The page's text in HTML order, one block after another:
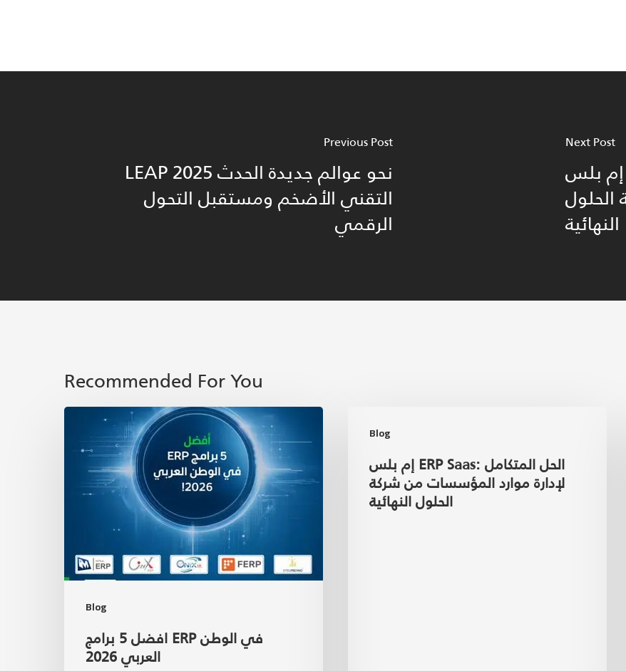
Previous Post
LEAP 2025 نحو عوالم جديدة الحدث
التقني الأضخم ومستقبل التحول
الرقمي
Next Post
إم بلس ERP Saas: الحل المتكامل لإدارة
النهائية
Recommended For You
Blog
افضل 5 برامج ERP في الوطن
العربي 2026
Blog
إم بلس ERP Saas: الحل المتكامل
لإدارة موارد المؤسسات من شركة
الحلول النهائية